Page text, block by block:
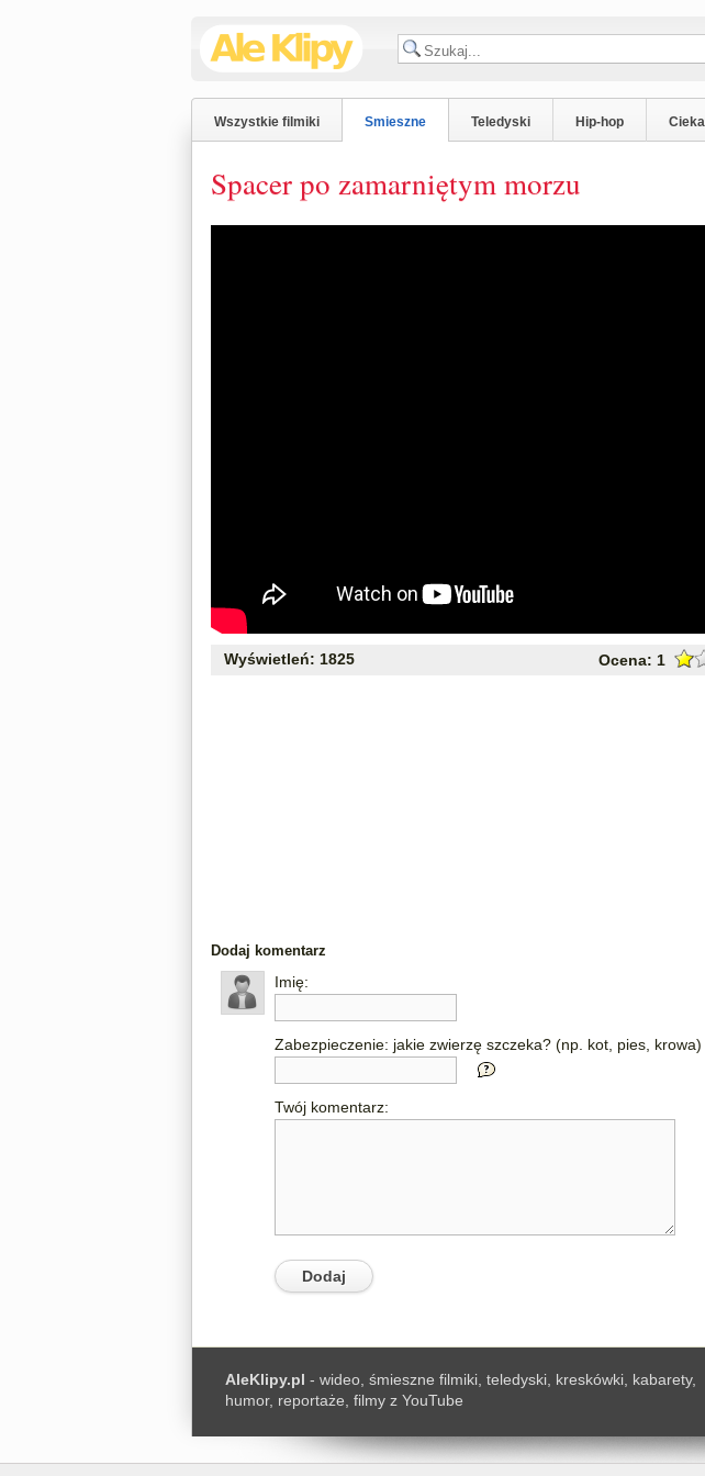
Wszystkie filmiki Smieszne Teledyski Hip-hop
Spacer po zamarniętym morzu
Wyświetleń: 1825 Ocena: 1
Dodaj komentarz
Imię:
Zabezpieczenie: jakie zwierzę szczeka? (np. kot, pies, krowa)
Twój komentarz:
AleKlipy.pl - wideo, śmieszne filmiki, teledyski, kreskówki, kabarety,
humor, reportaże, filmy z YouTube